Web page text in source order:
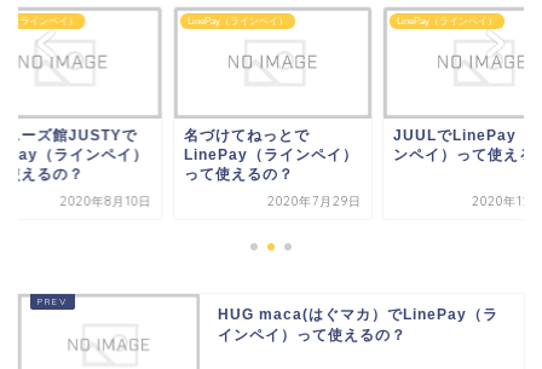
（ラインペイ）
けてねっとで
（ラインペイ）
使えるの？
2020年7月29日
LinePay（ラインペイ）
JUULでLinePay（ライ
ンペイ）って使えるの？
2020年12月13日
LinePay（ラインペイ）
ジャニーズ館
LinePay（ラインペ
2020年8
HUG maca(はぐマカ）でLinePay（ラ
インペイ）って使えるの？